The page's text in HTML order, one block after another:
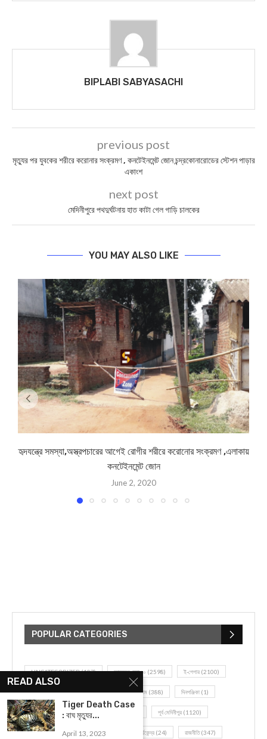
BIPLABI SABYASACHI
previous post
মৃত্যুর পর যুবকের শরীরে করোনার সংক্রমণ , কনটেইনমেন্ট জোন চন্দ্রকোনারোডের স্টেশন পাড়ার
একাংশ
next post
মেদিনীপুরে পথদুর্ঘটনায় হাত কাটা গেল গাড়ি চালকের
YOU MAY ALSO LIKE
হৃদযন্ত্রে সমস্যা,অস্ত্রপচারের আগেই রোগীর শরীরে করোনাের সংক্রমণ ,এলাকায়
কনটেইনমেন্ট জোন
June 2, 2020
POPULAR CATEGORIES
UNCATEGORIZED(107) আজকের সেরা ১০ (2598) ই-পেপার (2100)
খেলাধূলো(5) জেলার খবর(602) ঝাড়গ্রাম (388) দিনপঞ্জিকা (1)
দৈনিক রাশিফল (819) পশ্চিম মেদিনীপুর পূর্ব মেদিনীপুর (1120)
বন্যপ্রাণ(4) বিনোদন (3) ভ্রমণ এবং তীর্থকেন্দ্র (24) রাজনীতি(347)
READ ALSO
Tiger Death Case
: বাঘ মৃত্যুর...
April 13, 2023